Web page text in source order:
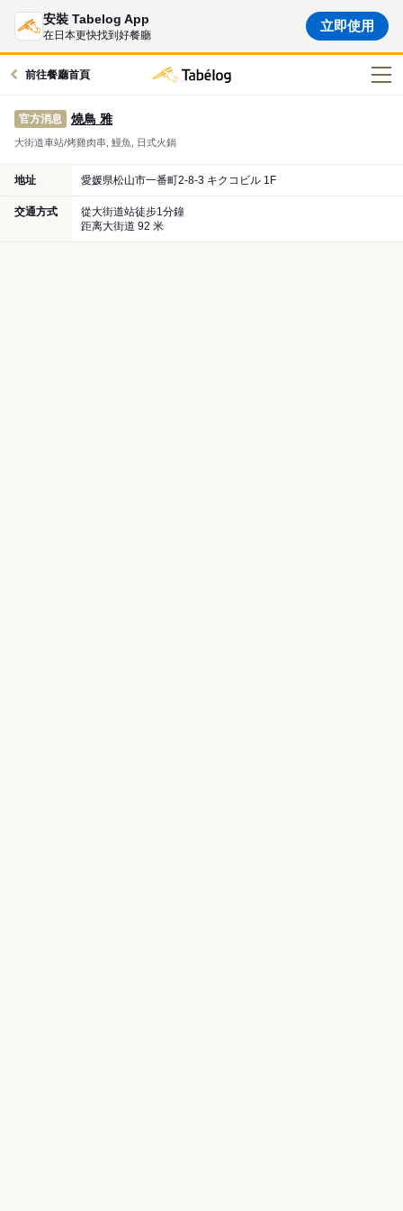
安裝 Tabelog App
在日本更快找到好餐廳
立即使用
前往餐廳首頁
官方消息 燒鳥 雅
大街道車站/烤雞肉串, 鰻魚, 日式火鍋
地址 愛媛県松山市一番町2-8-3 キクコビル 1F
交通方式
從大街道站徒步1分鐘
距离大街道 92 米